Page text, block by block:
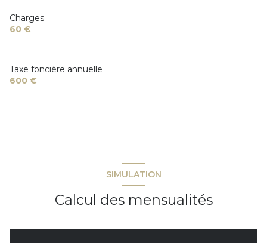
Charges
60 €
Taxe foncière annuelle
600 €
SIMULATION
Calcul des mensualités